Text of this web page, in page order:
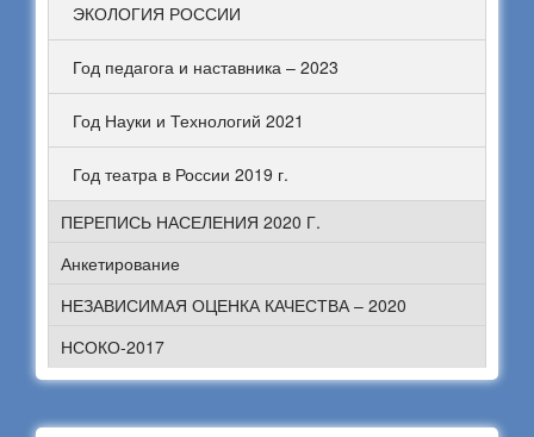
ЭКОЛОГИЯ РОССИИ
Год педагога и наставника – 2023
Год Науки и Технологий 2021
Год театра в России 2019 г.
ПЕРЕПИСЬ НАСЕЛЕНИЯ 2020 Г.
Анкетирование
НЕЗАВИСИМАЯ ОЦЕНКА КАЧЕСТВА – 2020
НСОКО-2017